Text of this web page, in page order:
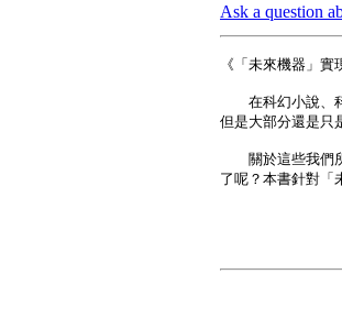
Ask a question
《「未來機器」
在科幻小說、科
但是大部分還是只
關於這些我們所
了呢？本書針對「